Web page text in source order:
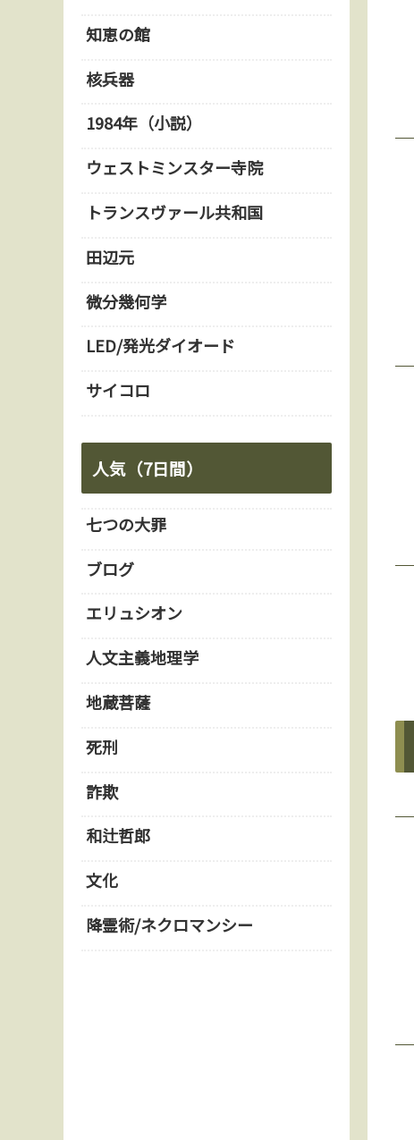
知恵の館
核兵器
1984年（小説）
ウェストミンスター寺院
トランスヴァール共和国
田辺元
微分幾何学
LED/発光ダイオード
サイコロ
人気（7日間）
七つの大罪
ブログ
エリュシオン
人文主義地理学
地蔵菩薩
死刑
詐欺
和辻哲郎
文化
降霊術/ネクロマンシー